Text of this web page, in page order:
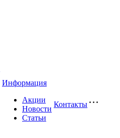
Информация
Акции
Новости
Статьи
Контакты